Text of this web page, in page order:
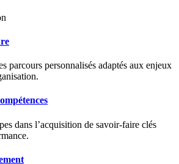
parcours personnalisés adaptés aux enjeux
dans l’acquisition de savoir-faire clés